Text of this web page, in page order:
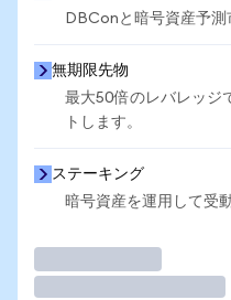
DBConと暗号資産予測
無期限先物
最大50倍のレバレッジ
トします。
ステーキング
暗号資産を運用して受